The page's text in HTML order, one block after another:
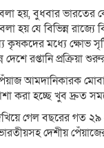
হয়, বুধবার ভারতের
হয় যে বিভিন্ন
কৃষকদের মধ্যে ক্ষোভ
দেশে রপ্তানি প্রক্রিয়া
আমদানিকারক
করা হচ্ছে খুব দ্রুত
গেল বছরের গত ২৯
দেশীয়